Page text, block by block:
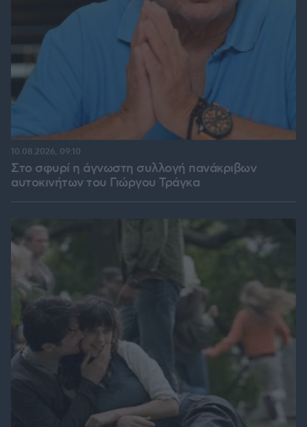
Στο σφυρί η άγνωστη συλλογή πανάκριβων
αυτοκινήτων του Γιώργου Τράγκα
10.08.2026, 09:10